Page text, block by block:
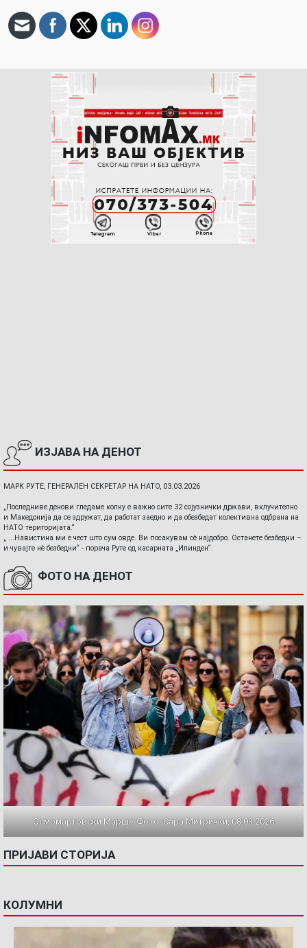
ИЗЈАВА НА ДЕНОТ
МАРК РУТЕ, ГЕНЕРАЛЕН СЕКРЕТАР НА НАТО, 03.03.2026
„Последниве денови гледаме колку е важно сите 32 сојузнички држави, вклучително
и Македонија да се здружат, да работат заедно и да обезбедат колективна одбрана на
НАТО територијата.“
„ ...Навистина ми е чест што сум овде. Ви посакувам сè најдобро. Останете безбедни –
и чувајте нè безбедни“ - порача Руте од касарната „Илинден“.
ФОТО НА ДЕНОТ
Осмомартовски Марш / Фото: Сара Митрички, 08.03.2026
ПРИЈАВИ СТОРИЈА
КОЛУМНИ